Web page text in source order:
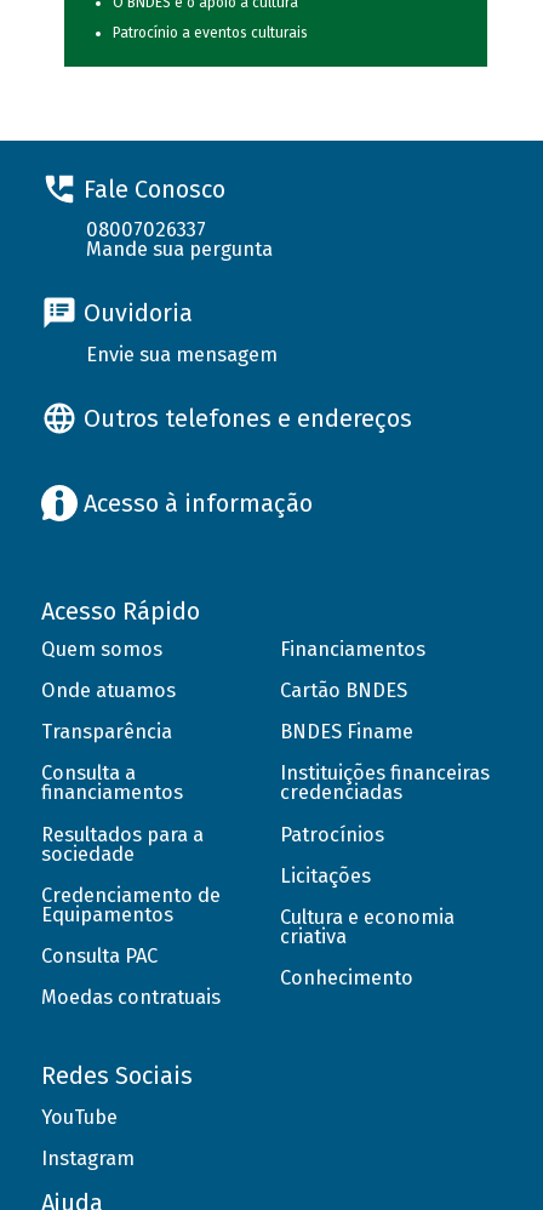
Patrocínio a eventos culturais
Fale Conosco
08007026337
Mande sua pergunta
Ouvidoria
Envie sua mensagem
Outros telefones e endereços
Acesso à informação
Acesso Rápido
Quem somos
Onde atuamos
Transparência
Consulta a
financiamentos
Resultados para a
sociedade
Credenciamento de
Equipamentos
Consulta PAC
Moedas contratuais
Financiamentos
Cartão BNDES
BNDES Finame
Instituições financeiras
credenciadas
Patrocínios
Licitações
Cultura e economia
criativa
Conhecimento
Redes Sociais
YouTube
Instagram
Ajuda